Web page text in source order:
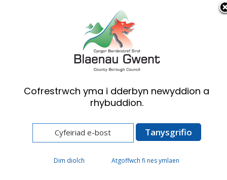
Cymraeg English
Preswylwyr
Cael yr help rydych ei angen
Gofal Preswyl
Gofal Preswyl
Cofrestrwch yma i dderbyn newyddion a
rhybuddion.
Dim diolch Atgoffwch fi nes ymlaen